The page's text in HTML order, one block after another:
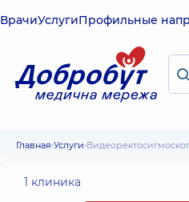
ВрачиУслугиПрофильные
Главная Услуги
1 клиника